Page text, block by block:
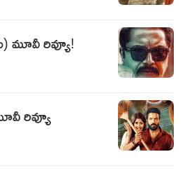
మూవీ రివ్యూ!
రివ్యూ